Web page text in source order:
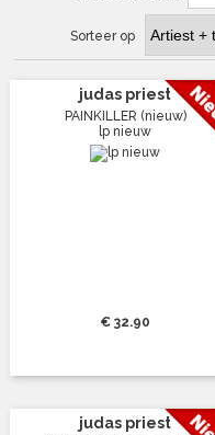
Sorteer op
judas priest
PAINKILLER (nieuw)
lp nieuw
€ 32.90
judas priest